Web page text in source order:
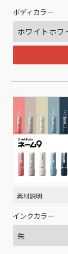
ボディカラー
素材説明
インクカラー